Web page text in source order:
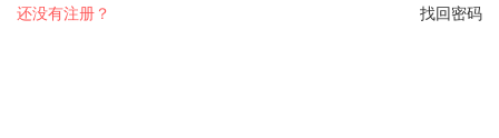
找回密码
还没有注册？